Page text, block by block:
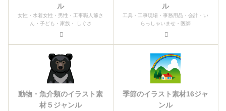
ル
女性・水着女性・男性・工事職人爺さ
ん・子ども・家族・ しぐさ
ル
工具・工事現場・事務用品・会計・い
らっしゃいませ・医師
動物・魚介類のイラスト素
材５ジャンル
季節のイラスト素材16ジャ
ンル